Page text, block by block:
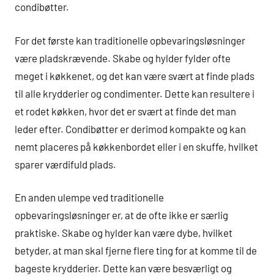
condibøtter.
For det første kan traditionelle opbevaringsløsninger
være pladskrævende. Skabe og hylder fylder ofte
meget i køkkenet, og det kan være svært at finde plads
til alle krydderier og condimenter. Dette kan resultere i
et rodet køkken, hvor det er svært at finde det man
leder efter. Condibøtter er derimod kompakte og kan
nemt placeres på køkkenbordet eller i en skuffe, hvilket
sparer værdifuld plads.
En anden ulempe ved traditionelle
opbevaringsløsninger er, at de ofte ikke er særlig
praktiske. Skabe og hylder kan være dybe, hvilket
betyder, at man skal fjerne flere ting for at komme til de
bageste krydderier. Dette kan være besværligt og